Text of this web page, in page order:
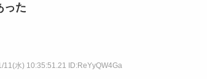
った
11(水) 10:35:51.21 ID:ReYyQW4Ga